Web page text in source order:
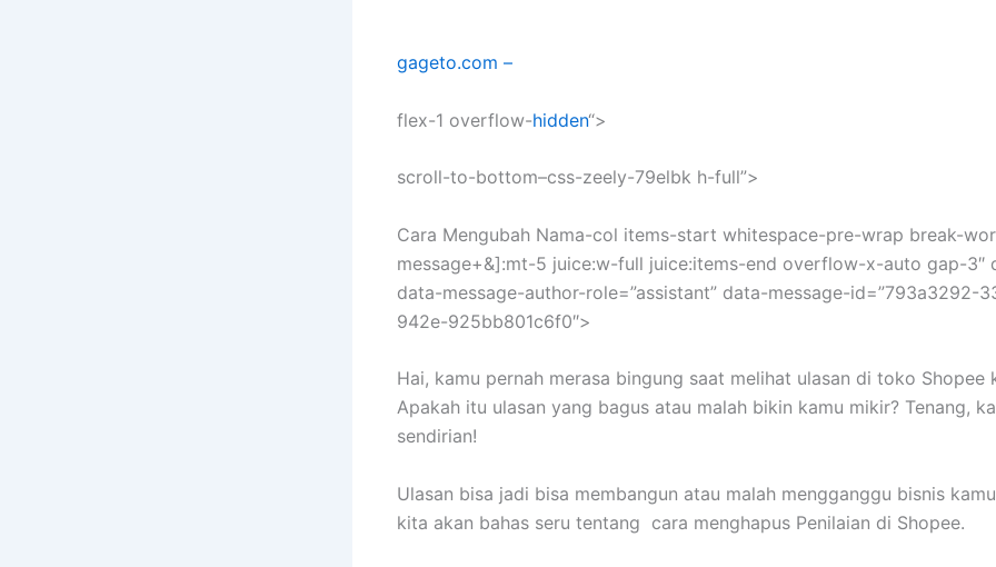
gageto.com –
flex-1 overflow-hidden“>
scroll-to-bottom–css-zeely-79elbk h-full”>
Cara Mengubah Nama-col items-start whitespace-pre-wrap break-
message+&]:mt-5 juice:w-full juice:items-end overflow-x-auto gap-3″
data-message-author-role=”assistant” data-message-id=”793a3292-
942e-925bb801c6f0″>
Hai, kamu pernah merasa bingung saat melihat ulasan di toko Shopee
Apakah itu ulasan yang bagus atau malah bikin kamu mikir? Tenang,
sendirian!
Ulasan bisa jadi bisa membangun atau malah mengganggu bisnis
kita akan bahas seru tentang cara menghapus Penilaian di Shopee.